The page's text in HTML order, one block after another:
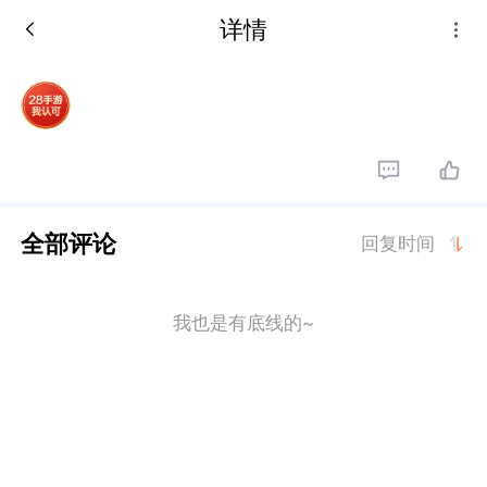
详情
全部评论 回复时间
我也是有底线的~